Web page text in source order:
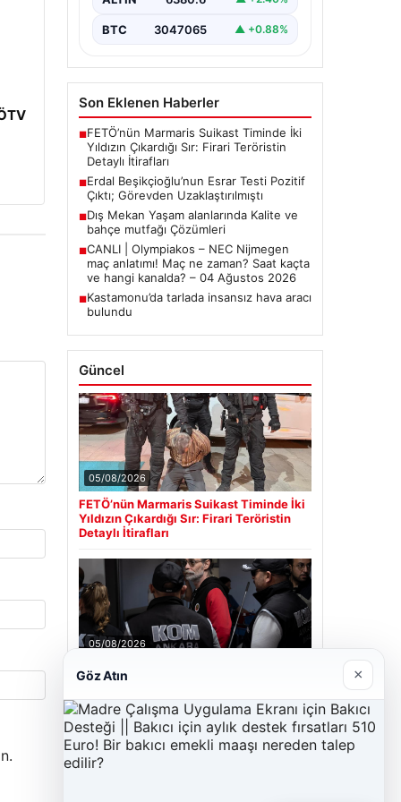
tutuklanan Belediye Başkanı Erdal
BTC 3047065 ▲ +0.88%
Son Eklenen Haberler
■FETÖ’nün Marmaris Suikast Timinde İki
Yıldızın Çıkardığı Sır: Firari Teröristin
Detaylı İtirafları
■Erdal Beşikçioğlu’nun Esrar Testi Pozitif
Çıktı; Görevden Uzaklaştırılmıştı
■Dış Mekan Yaşam alanlarında Kalite ve
bahçe mutfağı Çözümleri
■CANLI | Olympiakos – NEC Nijmegen
maç anlatımı! Maç ne zaman? Saat kaçta
ve hangi kanalda? – 04 Ağustos 2026
■Kastamonu’da tarlada insansız hava aracı
bulundu
Güncel
05/08/2026
FETÖ’nün Marmaris Suikast Timinde İki
Yıldızın Çıkardığı Sır: Firari Teröristin
Detaylı İtirafları
05/08/2026
Erdal Beşikçioğlu’nun Esrar Testi Pozitif
Çıktı; Görevden Uzaklaştırılmıştı
Son Eklenen Firmalar
Göz Atın ×